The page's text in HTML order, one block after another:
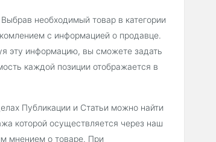
необходимый товар в категории
с информацией о продавце.
эту информацию, вы сможете задать
каждой позиции отображается в
Публикации и Статьи можно найти
которой осуществляется через наш
мнением о товаре. При